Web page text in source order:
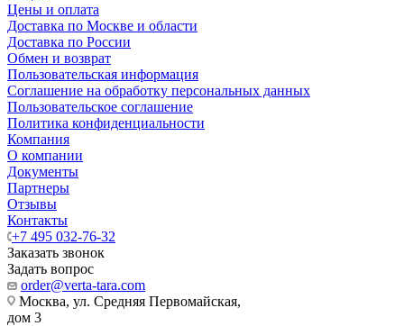
Цены и оплата
Доставка по Москве и области
Доставка по России
Обмен и возврат
Пользовательская информация
Соглашение на обработку персональных данных
Пользовательское соглашение
Политика конфиденциальности
Компания
О компании
Документы
Партнеры
Отзывы
Контакты
+7 495 032-76-32
Заказать звонок
Задать вопрос
order@verta-tara.com
Москва, ул. Средняя Первомайская,
дом 3